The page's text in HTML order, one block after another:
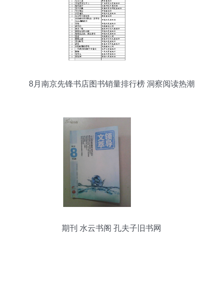
8月南京先锋书店图书销量排行榜 洞察阅读热潮
期刊 水云书阁 孔夫子旧书网